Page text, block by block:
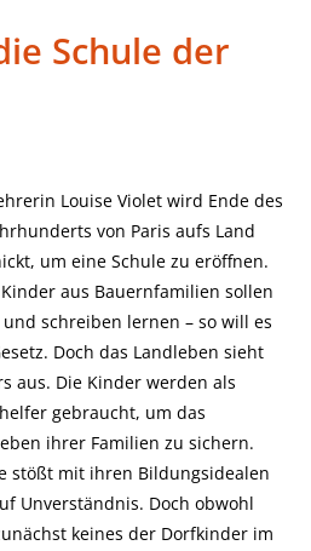
Schule der
Louise Violet wird Ende des
von Paris aufs Land
um eine Schule zu eröffnen.
aus Bauernfamilien sollen
und schreiben lernen – so will es
Doch das Landleben sieht
aus. Die Kinder werden als
gebraucht, um das
ihrer Familien zu sichern.
stößt mit ihren Bildungsidealen
Unverständnis. Doch obwohl
keines der Dorfkinder im